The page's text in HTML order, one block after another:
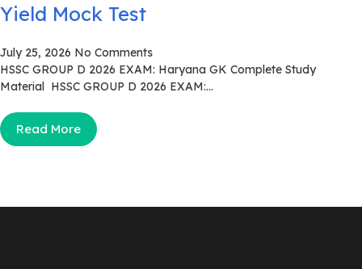
Yield Mock Test
July 25, 2026 No Comments
HSSC GROUP D 2026 EXAM: Haryana GK Complete Study
Material HSSC GROUP D 2026 EXAM:...
Read More